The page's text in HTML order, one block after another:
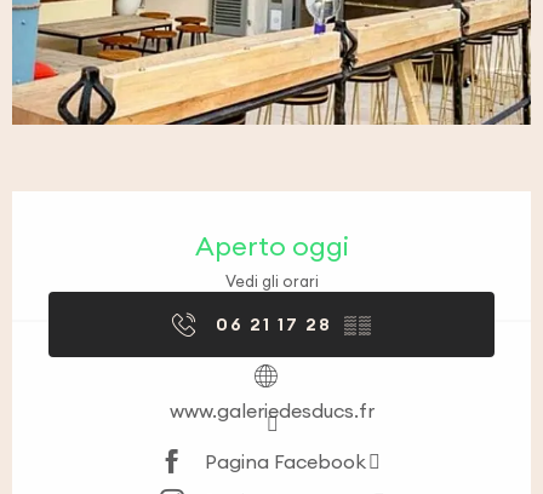
Aperto oggi
Vedi gli orari
06 21 17 28 ▒▒
www.galeriedesducs.fr
Pagina Facebook